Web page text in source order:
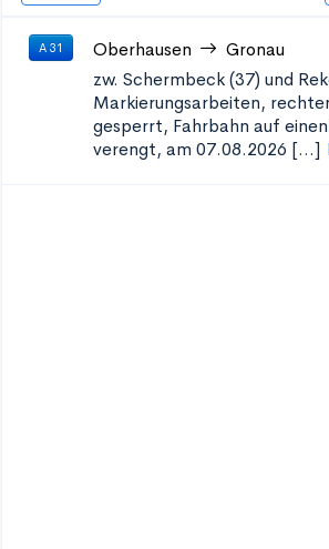
A 31 Oberhausen Gronau
zw. Schermbeck (37) und
Markierungsarbeiten,
gesperrt, Fahrbahn auf
verengt, am 07.08.2026 [...]